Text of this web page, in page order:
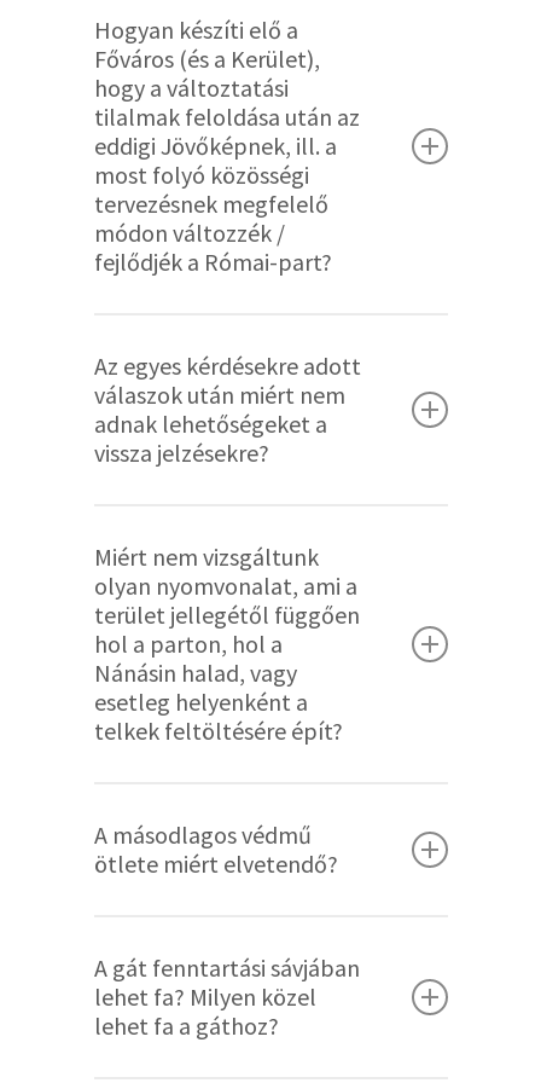
tervezése.
Azonban, mint a Római-part évtizedes
vitája bebizonyította, a
társadalmasítás elmaradása a
valóságban sokkal nagyobb csúszást
tud okozni a projekt
megvalósításában. A
társadalmasításon túl a projekt
közbeszerzés kiírása is hosszú időt
vett igénybe.
szabályainak megfelelő hosszú távú
előrejelzésekre épül.
megvalósíthatósági tanulmány része,
eredményei ebből lesznek
megismerhetők.
Hogyan készíti elő a
Főváros (és a Kerület),
hogy a változtatási
tilalmak feloldása után az
eddigi Jövőképnek, ill. a
most folyó közösségi
tervezésnek megfelelő
módon változzék /
fejlődjék a Római-part?
megkezdődik az építési szabályzat
kidolgozása, ahol egy olyan víziónk
van, hogy a hullámtérben lévő
helyezkedjenek el, a Dunához közel
pedig zöldfelületek, közfunkciók
kapjanak helyet. Ezt előírhatja az
építési szabályzat is, de
településrendezési szerződés is
Az egyes kérdésekre adott
válaszok után miért nem
adnak lehetőségeket a
vissza jelzésekre?
elhangzó kérdéseket is, amennyit csak
lehetővé tesz az események időkerete.
Emellett emailben lehet írni a
Fővárosnak és a közösségi tervező
csapatnak is.
Miért nem vizsgáltunk
olyan nyomvonalat, ami a
terület jellegétől függően
hol a parton, hol a
Nánásin halad, vagy
esetleg helyenként a
telkek feltöltésére épít?
elsőrendű védvonalat, ahol egyrészt
elvezethető a védvonal maga, egy
(karbantartáshoz és üzemeltetéshez),
valamint a szivárgó számára is
biztosítani kell helyet. A változó
A másodlagos védmű
ötlete miért elvetendő?
beton támfal vagy földfeltöltés lehet,
hogy árvíz esetén a közvetlen
A gát fenntartási sávjában
lehet fa? Milyen közel
lehet fa a gáthoz?